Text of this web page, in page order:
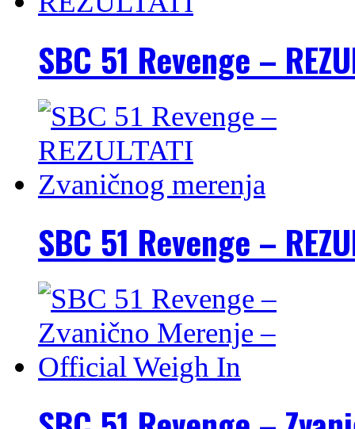
SBC 51 Revenge –
SBC 51 Revenge –